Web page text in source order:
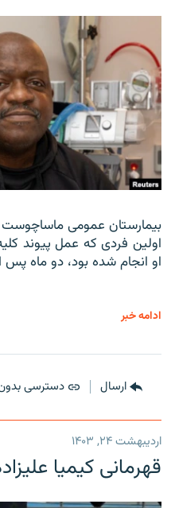
بیمارستان عمومی ماساچوست
اولین فردی که عمل پیوند
او انجام شده بود، دو ماه
ادامه خبر
ارسال دسترسی
اردیبهشت ۲۴, ۱۴۰۳
قهرمانی کیمیا